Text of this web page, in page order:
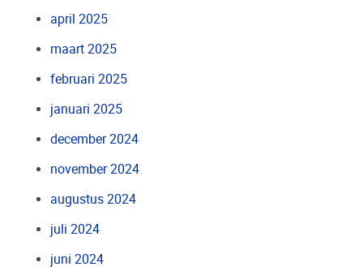
april 2025
maart 2025
februari 2025
januari 2025
december 2024
november 2024
augustus 2024
juli 2024
juni 2024